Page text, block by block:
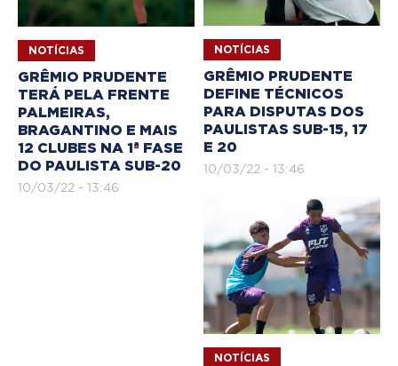
NOTÍCIAS
GRÊMIO PRUDENTE
TERÁ PELA FRENTE
PALMEIRAS,
BRAGANTINO E MAIS
12 CLUBES NA 1ª FASE
DO PAULISTA SUB-20
10/03/22 - 13:46
NOTÍCIAS
GRÊMIO PRUDENTE
DEFINE TÉCNICOS
PARA DISPUTAS DOS
PAULISTAS SUB-15, 17
E 20
10/03/22 - 13:46
NOTÍCIAS